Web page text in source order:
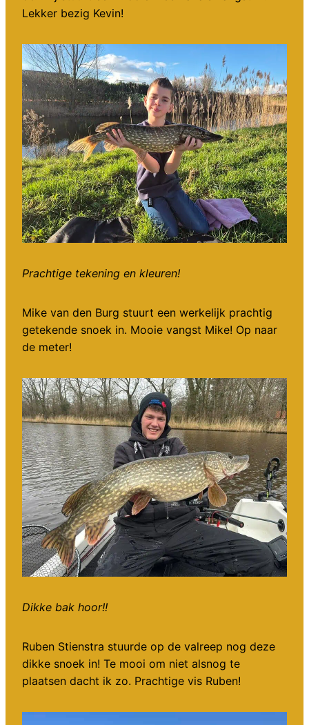
Lekker bezig Kevin!
Prachtige tekening en kleuren!
Mike van den Burg stuurt een werkelijk prachtig
getekende snoek in. Mooie vangst Mike! Op naar
de meter!
Dikke bak hoor!!
Ruben Stienstra stuurde op de valreep nog deze
dikke snoek in! Te mooi om niet alsnog te
plaatsen dacht ik zo. Prachtige vis Ruben!